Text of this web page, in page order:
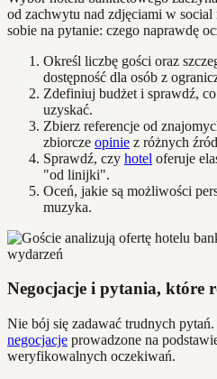
od zachwytu nad zdjęciami w
sobie na pytanie: czego naprawdę
Określ liczbę gości oraz
dostępność dla osób z
Zdefiniuj budżet i sprawdź,
uzyskać.
Zbierz referencje od
zbiorcze opinie z różnych
Sprawdź, czy hotel oferuje
"od linijki".
Oceń, jakie są możliwości
muzyka.
Negocjacje i pytania, które
Nie bój się zadawać trudnych
negocjacje prowadzone na
weryfikowalnych oczekiwań.